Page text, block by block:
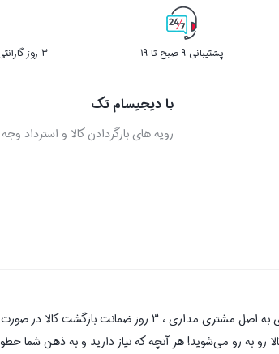
پشتیبانی 9 صبح تا 19 3 روز گارانتی بازگشت کالا در صورت خرابی
با دیجیسام تک
رویه های بازگردادن کالا و استرداد وجه
دیجیسام تک به عنوان یکی از قدیمی‌ترین فروشگاه های اینترنتی با
به رو می‌شوید! هر آنچه که نیاز دارید و به ذهن شما